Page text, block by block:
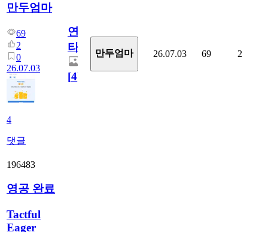
만두엄마
69
2
0
26.07.03
4
댓글
연
타
[4]
만두엄마 26.07.03 69 2
196483
영공 완료
Tactful
Eager